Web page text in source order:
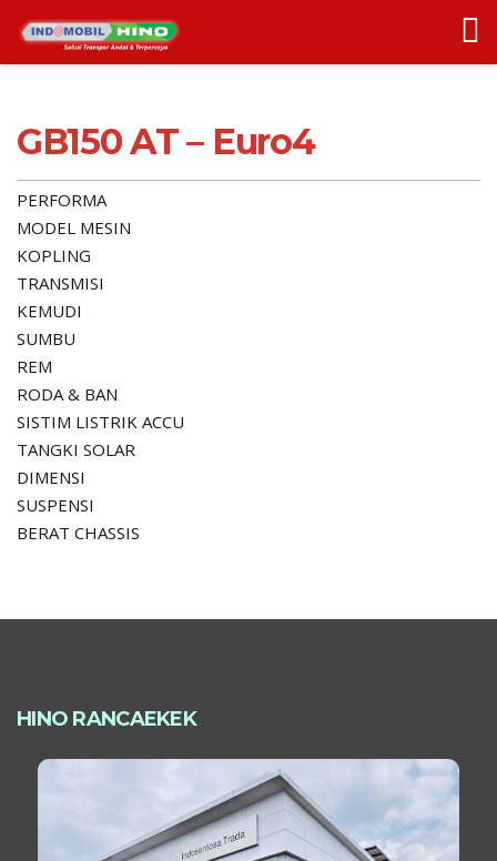
GB150 AT – Euro4
PERFORMA
MODEL MESIN
KOPLING
TRANSMISI
KEMUDI
SUMBU
REM
RODA & BAN
SISTIM LISTRIK ACCU
TANGKI SOLAR
DIMENSI
SUSPENSI
BERAT CHASSIS
HINO RANCAEKEK